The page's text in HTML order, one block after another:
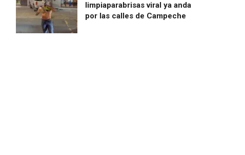
limpiaparabrisas viral ya anda
por las calles de Campeche